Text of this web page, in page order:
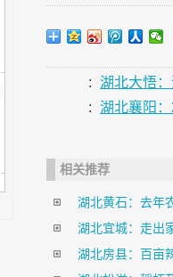
:
湖北大悟
:
湖北襄阳
相关推荐
湖北黄石：去年
湖北宜城：走出
湖北房县：百亩